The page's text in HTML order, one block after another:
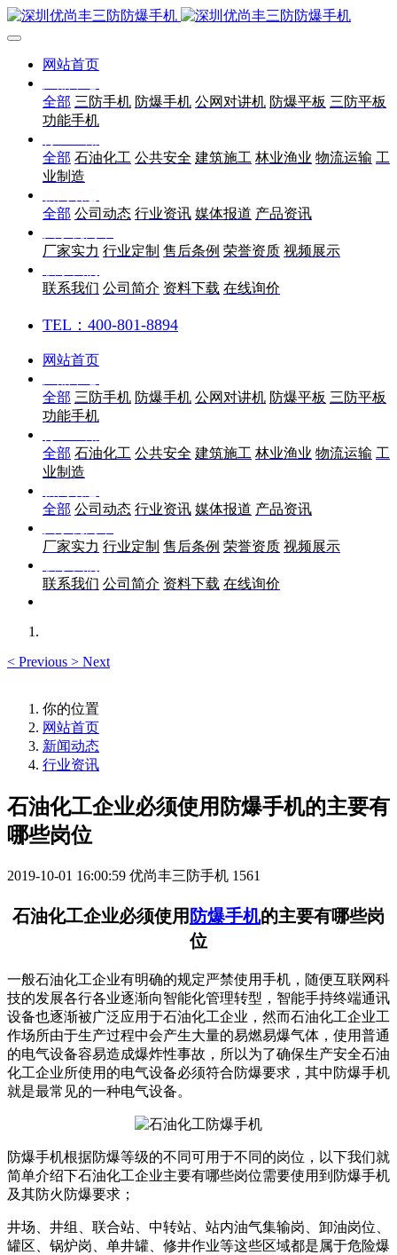
网站首页
全部 三防手机 防爆手机 公网对讲机 防爆平板 三防平板
功能手机
全部 石油化工 公共安全 建筑施工 林业渔业 物流运输 工
业制造
全部 公司动态 行业资讯 媒体报道 产品资讯
厂家实力 行业定制 售后条例 荣誉资质 视频展示
联系我们 公司简介 资料下载 在线询价
TEL：400-801-8894
网站首页
全部 三防手机 防爆手机 公网对讲机 防爆平板 三防平板
功能手机
全部 石油化工 公共安全 建筑施工 林业渔业 物流运输 工
业制造
全部 公司动态 行业资讯 媒体报道 产品资讯
厂家实力 行业定制 售后条例 荣誉资质 视频展示
联系我们 公司简介 资料下载 在线询价
< Previous > Next
你的位置
网站首页
新闻动态
行业资讯
石油化工企业必须使用防爆手机的主要有
哪些岗位
2019-10-01 16:00:59 优尚丰三防手机 1561
石油化工企业必须使用 防爆手机的主要有哪些岗
位
一般石油化工企业有明确的规定严禁使用手机，随便互联网科
技的发展各行各业逐渐向智能化管理转型，智能手持终端通讯
设备也逐渐被广泛应用于石油化工企业，然而石油化工企业工
作场所由于生产过程中会产生大量的易燃易爆气体，使用普通
的电气设备容易造成爆炸性事故，所以为了确保生产安全石油
化工企业所使用的电气设备必须符合防爆要求，其中防爆手机
就是最常见的一种电气设备。
防爆手机根据防爆等级的不同可用于不同的岗位，以下我们就
简单介绍下石油化工企业主要有哪些岗位需要使用到防爆手机
及其防火防爆要求；
井场、井组、联合站、中转站、站内油气集输岗、卸油岗位、
罐区、锅炉岗、单井罐、修井作业等这些区域都是属于危险爆